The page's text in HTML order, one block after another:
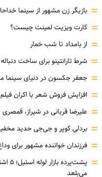
= بازیگر زن مشهور از سینما
= کارت ویزیت لمینت چیست؟
= از بامداد تا شب خمار
= شرط تارانتینو برای ساخت
= جعفر جکسون در دنیای سینما
= افزایش فروش شعر با اکران فیلم
= علیرضا قربانی در شیراز، قمصری
= بردلی کوپر و جی‌جی حدید
= فرزندان خواننده مشهور برای
=
می‌بلعد